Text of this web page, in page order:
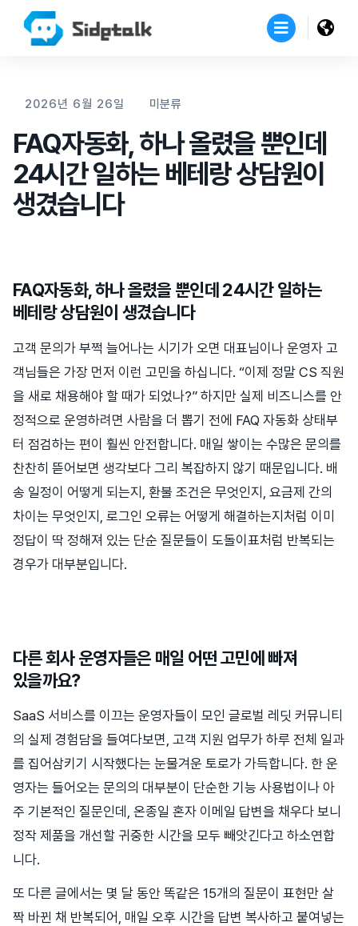
2026년 6월 26일 미분류
FAQ자동화, 하나 올렸을 뿐인데
24시간 일하는 베테랑 상담원이
생겼습니다
FAQ자동화, 하나 올렸을 뿐인데 24시간 일하는
베테랑 상담원이 생겼습니다
고객 문의가 부쩍 늘어나는 시기가 오면 대표님이나 운영자 고
객님들은 가장 먼저 이런 고민을 하십니다. “이제 정말 CS 직원
을 새로 채용해야 할 때가 되었나?” 하지만 실제 비즈니스를 안
정적으로 운영하려면 사람을 더 뽑기 전에 FAQ 자동화 상태부
터 점검하는 편이 훨씬 안전합니다. 매일 쌓이는 수많은 문의를
찬찬히 뜯어보면 생각보다 그리 복잡하지 않기 때문입니다. 배
송 일정이 어떻게 되는지, 환불 조건은 무엇인지, 요금제 간의
차이는 무엇인지, 로그인 오류는 어떻게 해결하는지처럼 이미
정답이 딱 정해져 있는 단순 질문들이 도돌이표처럼 반복되는
경우가 대부분입니다.
다른 회사 운영자들은 매일 어떤 고민에 빠져
있을까요?
SaaS 서비스를 이끄는 운영자들이 모인 글로벌 레딧 커뮤니티
의 실제 경험담을 들여다보면, 고객 지원 업무가 하루 전체 일과
를 집어삼키기 시작했다는 눈물겨운 토로가 가득합니다. 한 운
영자는 들어오는 문의의 대부분이 단순한 기능 사용법이나 아
주 기본적인 질문인데, 온종일 혼자 이메일 답변을 채우다 보니
정작 제품을 개선할 귀중한 시간을 모두 빼앗긴다고 하소연합
니다.
또 다른 글에서는 몇 달 동안 똑같은 15개의 질문이 표현만 살
짝 바뀐 채 반복되어, 매일 오후 시간을 답변 복사하고 붙여넣는